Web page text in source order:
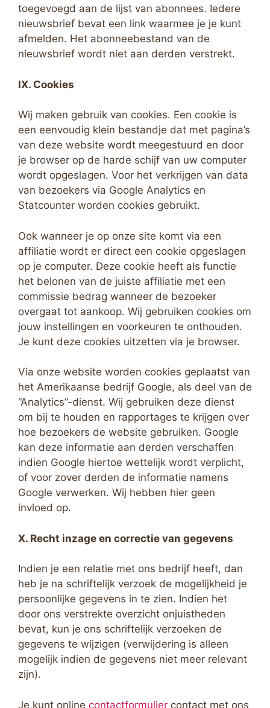
toegevoegd aan de lijst van abonnees. Iedere
nieuwsbrief bevat een link waarmee je je kunt
afmelden. Het abonneebestand van de
nieuwsbrief wordt niet aan derden verstrekt.
IX. Cookies
Wij maken gebruik van cookies. Een cookie is
een eenvoudig klein bestandje dat met pagina’s
van deze website wordt meegestuurd en door
je browser op de harde schijf van uw computer
wordt opgeslagen. Voor het verkrijgen van data
van bezoekers via Google Analytics en
Statcounter worden cookies gebruikt.
Ook wanneer je op onze site komt via een
affiliatie wordt er direct een cookie opgeslagen
op je computer. Deze cookie heeft als functie
het belonen van de juiste affiliatie met een
commissie bedrag wanneer de bezoeker
overgaat tot aankoop. Wij gebruiken cookies om
jouw instellingen en voorkeuren te onthouden.
Je kunt deze cookies uitzetten via je browser.
Via onze website worden cookies geplaatst van
het Amerikaanse bedrijf Google, als deel van de
“Analytics”-dienst. Wij gebruiken deze dienst
om bij te houden en rapportages te krijgen over
hoe bezoekers de website gebruiken. Google
kan deze informatie aan derden verschaffen
indien Google hiertoe wettelijk wordt verplicht,
of voor zover derden de informatie namens
Google verwerken. Wij hebben hier geen
invloed op.
X. Recht inzage en correctie van gegevens
Indien je een relatie met ons bedrijf heeft, dan
heb je na schriftelijk verzoek de mogelijkheid je
persoonlijke gegevens in te zien. Indien het
door ons verstrekte overzicht onjuistheden
bevat, kun je ons schriftelijk verzoeken de
gegevens te wijzigen (verwijdering is alleen
mogelijk indien de gegevens niet meer relevant
zijn).
Je kunt online contactformulier contact met ons